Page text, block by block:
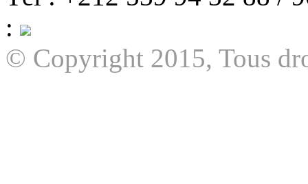
:
© Copyright 2015, Tous